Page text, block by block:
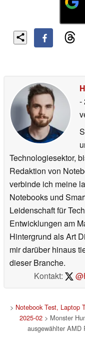
-
Technologiesektor,
Redaktion von
verbinde ich meine
Notebooks und
Leidenschaft für
Entwicklungen am
Hintergrund als Art
mir darüber hinaus
dieser Branche.
Kontakt:
> Notebook Test, Laptop
2025-02> Monster
ausgewählter AMD